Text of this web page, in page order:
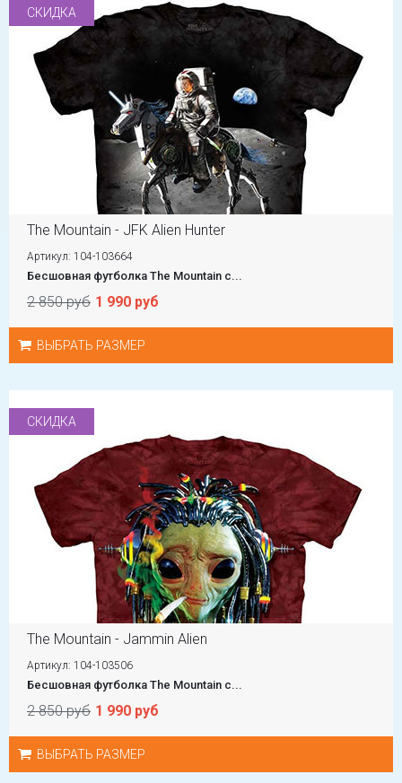
СКИДКА
The Mountain - JFK Alien Hunter
Артикул: 104-103664
Бесшовная футболка The Mountain с...
2 850 руб 1 990 руб
ВЫБРАТЬ РАЗМЕР
СКИДКА
The Mountain - Jammin Alien
Артикул: 104-103506
Бесшовная футболка The Mountain с...
2 850 руб 1 990 руб
ВЫБРАТЬ РАЗМЕР